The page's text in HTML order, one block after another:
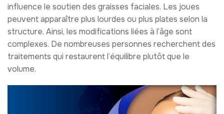
influence le soutien des graisses faciales. Les joues
peuvent apparaître plus lourdes ou plus plates selon la
structure. Ainsi, les modifications liées à l’âge sont
complexes. De nombreuses personnes recherchent des
traitements qui restaurent l’équilibre plutôt que le
volume.